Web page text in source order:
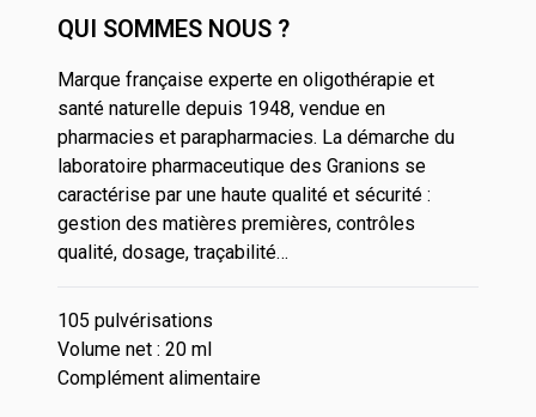
QUI SOMMES NOUS ?
Marque française experte en oligothérapie et
santé naturelle depuis 1948, vendue en
pharmacies et parapharmacies. La démarche du
laboratoire pharmaceutique des Granions se
caractérise par une haute qualité et sécurité :
gestion des matières premières, contrôles
qualité, dosage, traçabilité…
105 pulvérisations
Volume net : 20 ml
Complément alimentaire